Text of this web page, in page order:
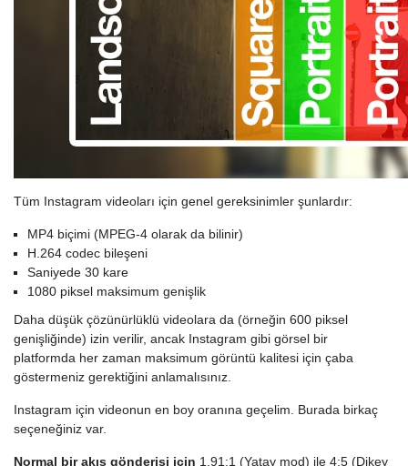
Tüm Instagram videoları için genel gereksinimler şunlardır:
MP4 biçimi (MPEG-4 olarak da bilinir)
H.264 codec bileşeni
Saniyede 30 kare
1080 piksel maksimum genişlik
Daha düşük çözünürlüklü videolara da (örneğin 600 piksel
genişliğinde) izin verilir, ancak Instagram gibi görsel bir
platformda her zaman maksimum görüntü kalitesi için çaba
göstermeniz gerektiğini anlamalısınız.
Instagram için videonun en boy oranına geçelim. Burada birkaç
seçeneğiniz var.
Normal bir akış gönderisi için 1,91:1 (Yatay mod) ile 4:5 (Dikey